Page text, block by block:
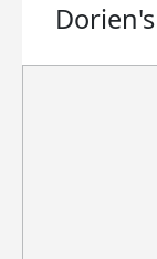
Dorien's